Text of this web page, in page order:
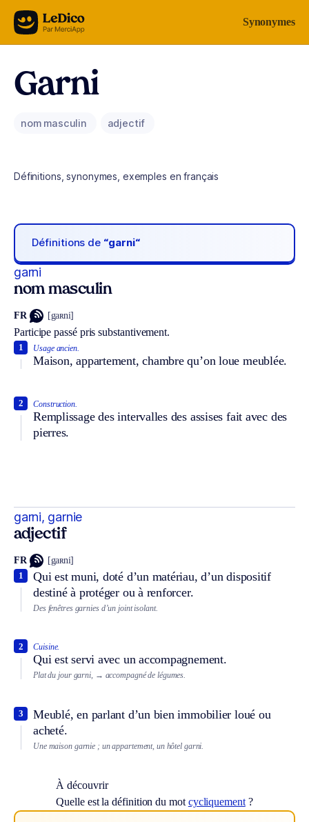
Aller au contenu Synonymes
Garni
nom masculin adjectif
Définitions, synonymes, exemples en français
Définitions de “garni“
garni
nom masculin
FR [gaʀni]
Participe passé pris substantivement.
Usage ancien.
Maison, appartement, chambre qu’on loue meublée.
1
Construction.
Remplissage des intervalles des assises fait avec des
pierres.
2
garni, garnie
adjectif
FR [gaʀni]
Qui est muni, doté d’un matériau, d’un dispositif
destiné à protéger ou à renforcer.
1
Des fenêtres garnies d’un joint isolant.
Cuisine.
Qui est servi avec un accompagnement.
2
Plat du jour garni, → accompagné de légumes.
Meublé, en parlant d’un bien immobilier loué ou
acheté.
3
Une maison garnie ; un appartement, un hôtel garni.
À découvrir
Quelle est la définition du mot cycliquement?